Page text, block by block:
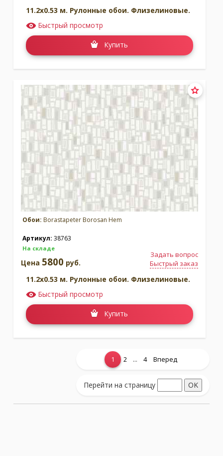
11.2x0.53 м. Рулонные обои. Флизелиновые.
Быстрый просмотр
Купить
Обои: Borastapeter Borosan Hem
Артикул: 38763
На складе
Задать вопрос
Быстрый заказ
Цена 5800 руб.
11.2x0.53 м. Рулонные обои. Флизелиновые.
Быстрый просмотр
Купить
Показать еще...
1 2 ... 4 Вперед
Перейти на страницу